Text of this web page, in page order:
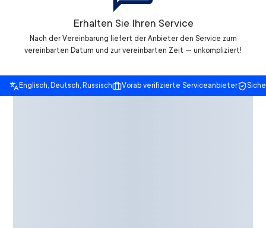
Erhalten Sie Ihren Service
Nach der Vereinbarung liefert der Anbieter den Service zum
vereinbarten Datum und zur vereinbarten Zeit — unkompliziert!
Englisch, Deutsch, Russisch Vorab verifizierte Serviceanbieter